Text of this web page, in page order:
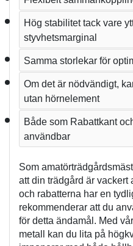
Hög stabilitet tack vare
styvhetsmarginal
Samma storlekar för
Om det är nödvändigt,
utan hörnelement
Både som Rabattkant
användbar
Som
att din trädgård är vackert
och rabatterna har en
rekommenderar att du
för detta ändamål. Med
metall kan du lita på